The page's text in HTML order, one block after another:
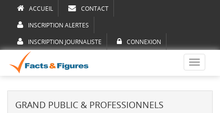
ACCUEIL CONTACT
INSCRIPTION ALERTES
INSCRIPTION JOURNALISTE CONNEXION
Toggle
GRAND PUBLIC & PROFESSIONNELS